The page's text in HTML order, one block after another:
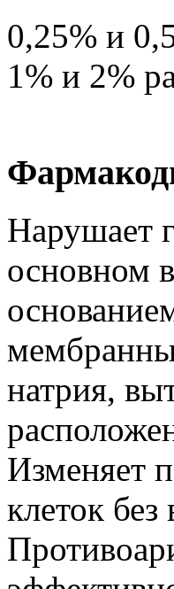
0,25% и
1% и 2%
Нарушает
основном
натрия,
Изменяет
клеток